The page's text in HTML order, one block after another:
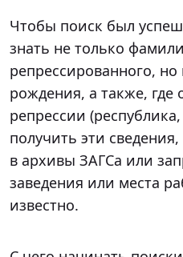
Чтобы поиск был
знать не только
репрессированного, но
рождения, а также,
репрессии
получить эти
в архивы ЗАГСа или
заведения или места
известно.